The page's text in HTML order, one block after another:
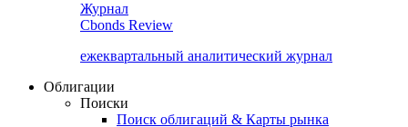
Журнал
Cbonds Review
ежеквартальный аналитический журнал
Облигации
Поиски
Поиск облигаций & Карты рынка